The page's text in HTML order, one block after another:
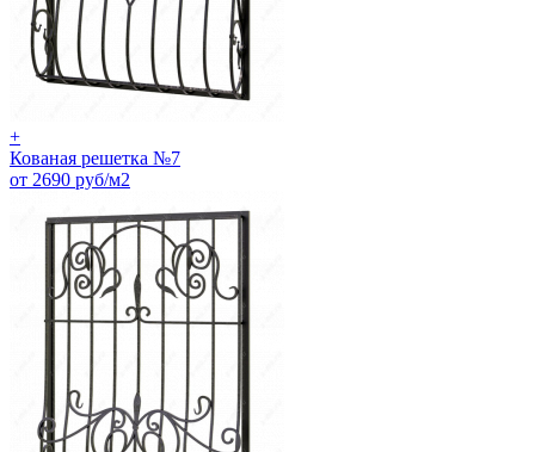
+
Кованая решетка №7
от 2690 руб/м2